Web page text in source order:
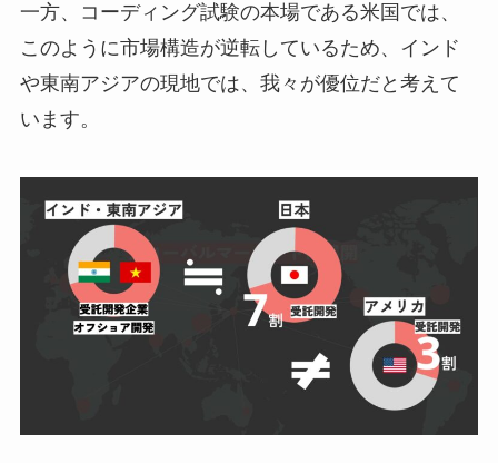
一方、コーディング試験の本場である米国では、
このように市場構造が逆転しているため、インド
や東南アジアの現地では、我々が優位だと考えて
います。